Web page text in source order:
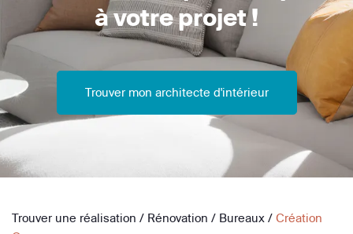
à votre projet !
Trouver mon architecte d'intérieur
Trouver une réalisation / Rénovation / Bureaux / Création